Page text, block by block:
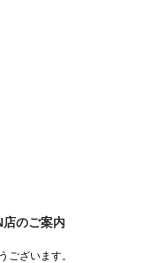
店のご案内
ございます。